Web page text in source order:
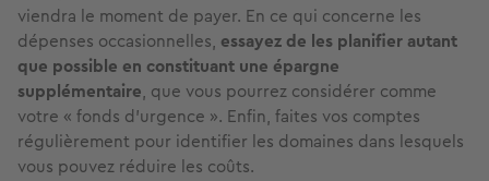
viendra le moment de payer. En ce qui concerne les
dépenses occasionnelles, essayez de les planifier autant
que possible en constituant une épargne
supplémentaire, que vous pourrez considérer comme
votre « fonds d’urgence ». Enfin, faites vos comptes
régulièrement pour identifier les domaines dans lesquels
vous pouvez réduire les coûts.